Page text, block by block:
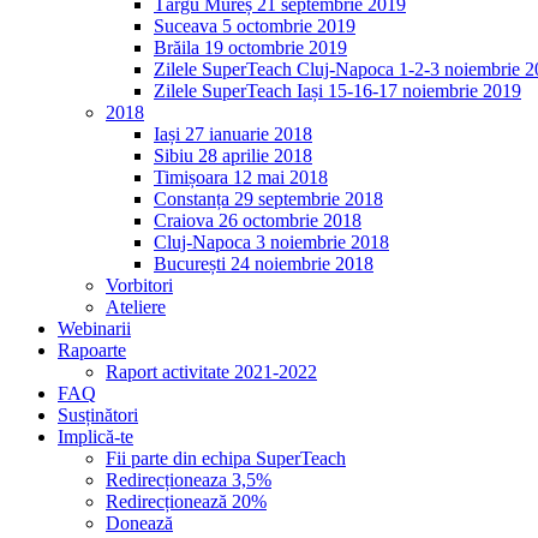
Târgu Mureș 21 septembrie 2019
Suceava 5 octombrie 2019
Brăila 19 octombrie 2019
Zilele SuperTeach Cluj-Napoca 1-2-3 noiembrie
Zilele SuperTeach Iași 15-16-17 noiembrie 2019
2018
Iași 27 ianuarie 2018
Sibiu 28 aprilie 2018
Timișoara 12 mai 2018
Constanța 29 septembrie 2018
Craiova 26 octombrie 2018
Cluj-Napoca 3 noiembrie 2018
București 24 noiembrie 2018
Vorbitori
Ateliere
Webinarii
Rapoarte
Raport activitate 2021-2022
FAQ
Susținători
Implică-te
Fii parte din echipa SuperTeach
Redirecționeaza 3,5%
Redirecționează 20%
Donează